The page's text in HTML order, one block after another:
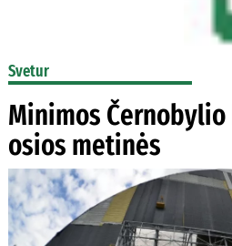
Svetur
Minimos
osios metinės